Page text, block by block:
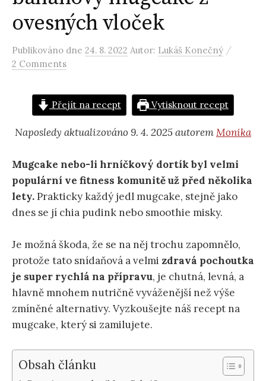
ovesných vloček
Publikováno dne 24. 8. 2022 Autor: Lukáš Konečný /
2 Comments
Přejít na recept Vytisknout recept
Naposledy aktualizováno 9. 4. 2025 autoremMonika
Mugcake nebo-li hrníčkový dortík byl velmi
populární ve fitness komunitě už před několika
lety.Prakticky každý jedl mugcake, stejně jako
dnes se jí chia pudink nebo smoothie misky.
Je možná škoda, že se na něj trochu zapomnělo,
protože tato snídaňová a velmi zdravá pochoutka
je super rychlá na přípravu, je chutná, levná, a
hlavně mnohem nutričně vyváženější než výše
zmíněné alternativy. Vyzkoušejte náš recept na
mugcake, který si zamilujete.
Obsah článku